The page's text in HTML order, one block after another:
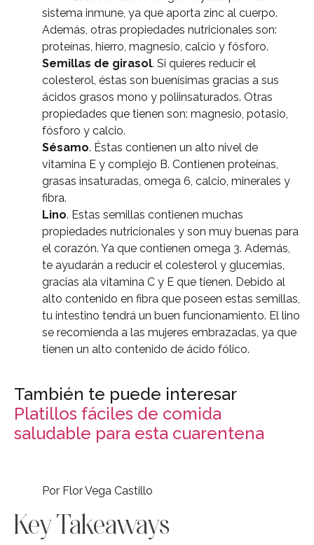
sistema inmune, ya que aporta zinc al cuerpo.
Además, otras propiedades nutricionales son:
proteínas, hierro, magnesio, calcio y fósforo.
Semillas de girasol. Si quieres reducir el
colesterol, éstas son buenísimas gracias a sus
ácidos grasos mono y poliinsaturados. Otras
propiedades que tienen son: magnesio, potasio,
fósforo y calcio.
Sésamo. Éstas contienen un alto nivel de
vitamina E y complejo B. Contienen proteínas,
grasas insaturadas, omega 6, calcio, minerales y
fibra.
Lino. Estas semillas contienen muchas
propiedades nutricionales y son muy buenas para
el corazón. Ya que contienen omega 3. Además,
te ayudarán a reducir el colesterol y glucemias,
gracias ala vitamina C y E que tienen. Debido al
alto contenido en fibra que poseen estas semillas,
tu intestino tendrá un buen funcionamiento. El lino
se recomienda a las mujeres embrazadas, ya que
tienen un alto contenido de ácido fólico.
También te puede interesar
Platillos fáciles de comida
saludable para esta cuarentena
Por Flor Vega Castillo
Key Takeaways